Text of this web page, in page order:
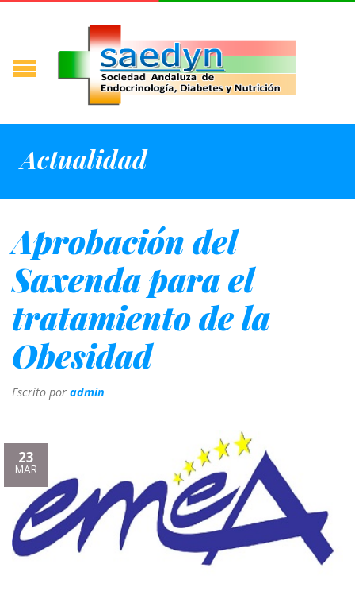
Actualidad
Aprobación del
Saxenda para el
tratamiento de la
Obesidad
Escrito por admin
23
MAR